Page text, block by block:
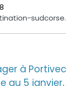
à
au 5